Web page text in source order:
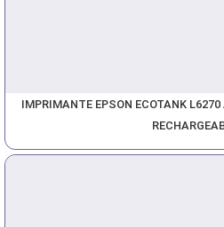
IMPRIMANTE EPSON ECOTANK